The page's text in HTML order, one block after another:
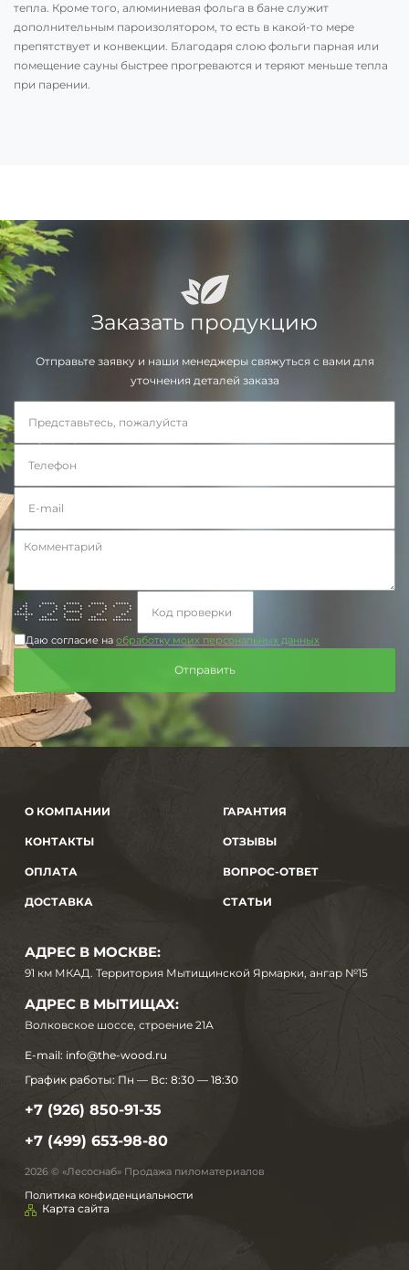
тепла. Кроме того, алюминиевая фольга в бане служит
дополнительным пароизолятором, то есть в какой-то мере
препятствует и конвекции. Благодаря слою фольги парная или
помещение сауны быстрее прогреваются и теряют меньше тепла
при парении.
Заказать продукцию
Отправьте заявку и наши менеджеры свяжуться с вами для
уточнения деталей заказа
* ***** ***** ***** *****
** * * * * * * * *
* * * * * * *
* * * ***** * *
******* ** * * ** **
* ** * * ** **
* ******* ***** ******* *******
Даю согласие на обработку моих персональных данных
О КОМПАНИИ
КОНТАКТЫ
ОПЛАТА
ДОСТАВКА
ГАРАНТИЯ
ОТЗЫВЫ
ВОПРОС-ОТВЕТ
СТАТЬИ
АДРЕС В МОСКВЕ:
91 км МКАД. Территория Мытищинской Ярмарки, ангар №15
АДРЕС В МЫТИЩАХ:
Волковское шоссе, строение 21А
E-mail: info@the-wood.ru
График работы: Пн — Вс: 8:30 — 18:30
+7 (926) 850-91-35
+7 (499) 653-98-80
2026 © «Лесоснаб» Продажа пиломатериалов
Политика конфиденциальности
Карта сайта